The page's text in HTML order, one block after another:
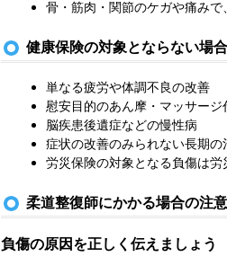
骨・筋肉・関節のケガや痛み
健康保険の対象とならない場
単なる疲労や体調不良の改善
慰安目的のあん摩・マッサージ
脳疾患後遺症などの慢性病
症状の改善のみられない長期の
労災保険の対象となる負傷は
柔道整復師にかかる場合の注
負傷の原因を正しく伝えましょう